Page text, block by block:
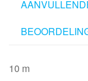
10 m